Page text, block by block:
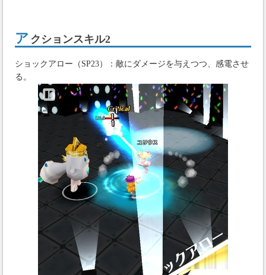
ア クションスキル2
ショックアロー（SP23）：敵にダメージを与えつつ、感電させ
る。